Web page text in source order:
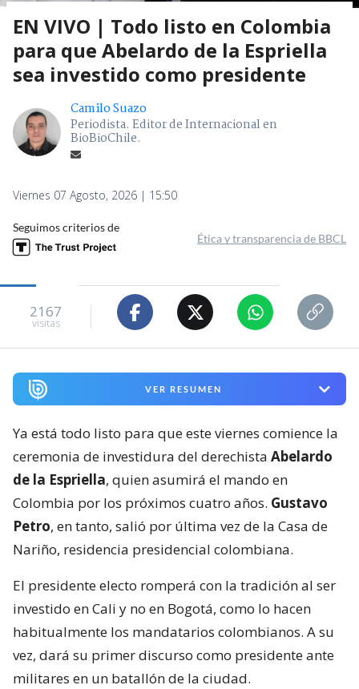
EN VIVO | Todo listo en Colombia
para que Abelardo de la Espriella
sea investido como presidente
Camilo Suazo
Periodista. Editor de Internacional en
BioBioChile.
Viernes 07 Agosto, 2026 | 15:50
Seguimos criterios de
Ética y transparencia de BBCL
2167
visitas
VER RESUMEN
Ya está todo listo para que este viernes comience la
ceremonia de investidura del derechista Abelardo
de la Espriella, quien asumirá el mando en
Colombia por los próximos cuatro años. Gustavo
Petro, en tanto, salió por última vez de la Casa de
Nariño, residencia presidencial colombiana.
El presidente electo romperá con la tradición al ser
investido en Cali y no en Bogotá, como lo hacen
habitualmente los mandatarios colombianos. A su
vez, dará su primer discurso como presidente ante
militares en un batallón de la ciudad.